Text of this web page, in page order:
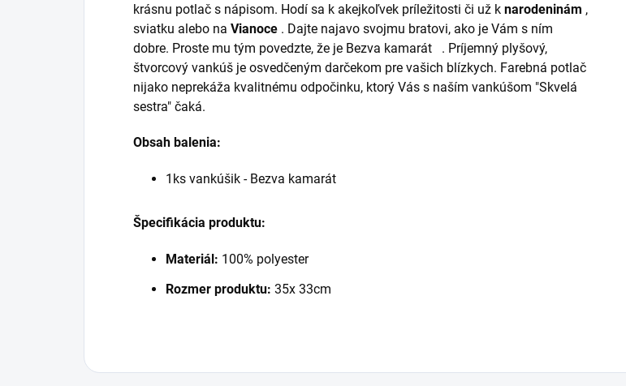
krásnu potlač s nápisom. Hodí sa k akejkoľvek príležitosti či už k narodeninám ,
sviatku alebo na Vianoce . Dajte najavo svojmu bratovi, ako je Vám s ním
dobre. Proste mu tým povedzte, že je Bezva kamarát
. Príjemný plyšový,
štvorcový vankúš je osvedčeným darčekom pre vašich blízkych. Farebná potlač
nijako neprekáža kvalitnému odpočinku, ktorý Vás s naším vankúšom "Skvelá
sestra" čaká.
Obsah balenia:
1ks vankúšik - Bezva kamarát
Špecifikácia produktu:
Materiál: 100% polyester
Rozmer produktu: 35x 33cm